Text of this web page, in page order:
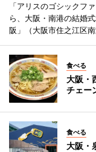
「アリスのゴシックフ
ら、大阪・南港の結婚
阪」（大阪市住之江区
食べる
大阪・
チェー
食べる
大阪・